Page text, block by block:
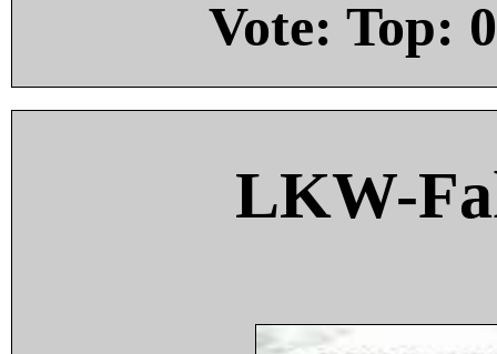
Vote: Top: 0
LKW-